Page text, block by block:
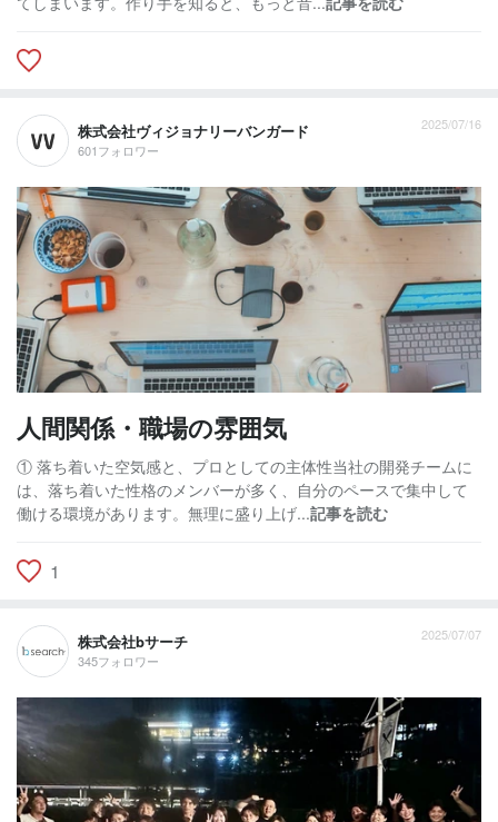
株式会社ヴィジョナリーバンガード
601フォロワー
2025/07/16
人間関係・職場の雰囲気
① 落ち着いた空気感と、プロとしての主体性当社の開発チームに
は、落ち着いた性格のメンバーが多く、自分のペースで集中して
働ける環境があります。無理に盛り上げ...記事を読む
1
株式会社bサーチ
345フォロワー
2025/07/07